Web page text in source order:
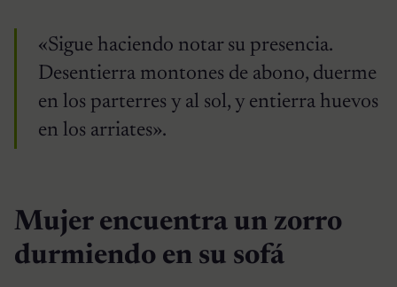
«Sigue haciendo notar su presencia.
Desentierra montones de abono, duerme
en los parterres y al sol, y entierra huevos
en los arriates».
Mujer encuentra un zorro
durmiendo en su sofá